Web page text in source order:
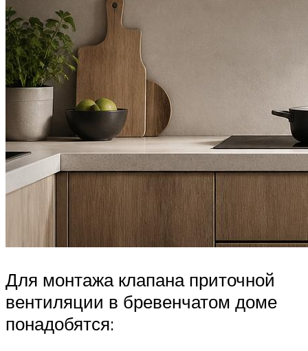
Для монтажа клапана приточной
вентиляции в бревенчатом доме
понадобятся: